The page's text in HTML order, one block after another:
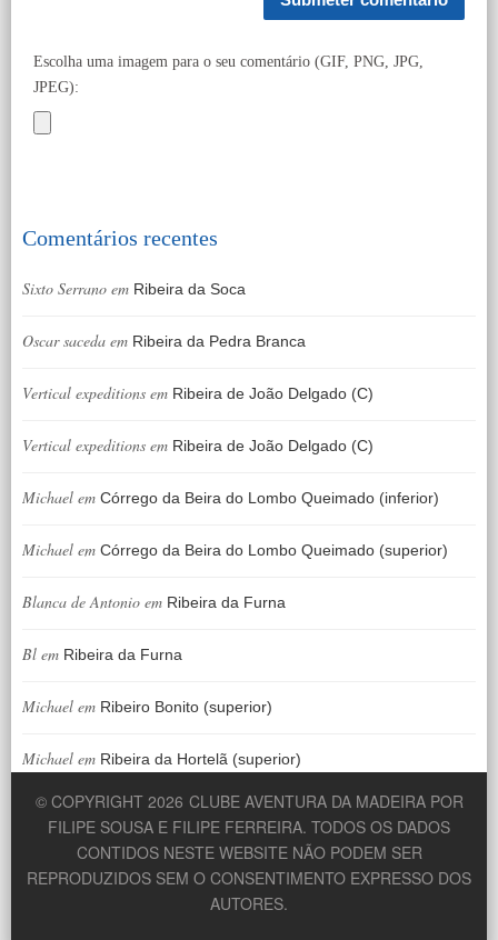
Escolha uma imagem para o seu comentário (GIF, PNG, JPG,
JPEG):
Comentários recentes
Sixto Serrano em Ribeira da Soca
Oscar saceda em Ribeira da Pedra Branca
Vertical expeditions em Ribeira de João Delgado (C)
Vertical expeditions em Ribeira de João Delgado (C)
Michael em Córrego da Beira do Lombo Queimado (inferior)
Michael em Córrego da Beira do Lombo Queimado (superior)
Blanca de Antonio em Ribeira da Furna
Bl em Ribeira da Furna
Michael em Ribeiro Bonito (superior)
Michael em Ribeira da Hortelã (superior)
© COPYRIGHT 2026 CLUBE AVENTURA DA MADEIRA POR
FILIPE SOUSA E FILIPE FERREIRA. TODOS OS DADOS
CONTIDOS NESTE WEBSITE NÃO PODEM SER
REPRODUZIDOS SEM O CONSENTIMENTO EXPRESSO DOS
AUTORES.